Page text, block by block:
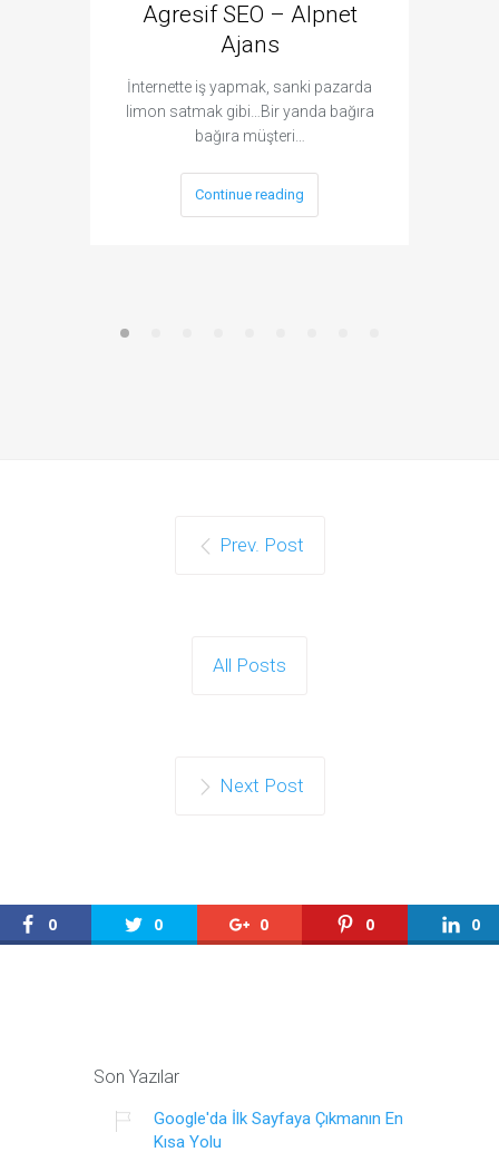
Agresif SEO – Alpnet
Ajans
İnternette iş yapmak, sanki pazarda
limon satmak gibi…Bir yanda bağıra
bağıra müşteri…
Continue reading
Prev. Post
All Posts
Next Post
0 0 0 0 0
Son Yazılar
Google'da İlk Sayfaya Çıkmanın En
Kısa Yolu